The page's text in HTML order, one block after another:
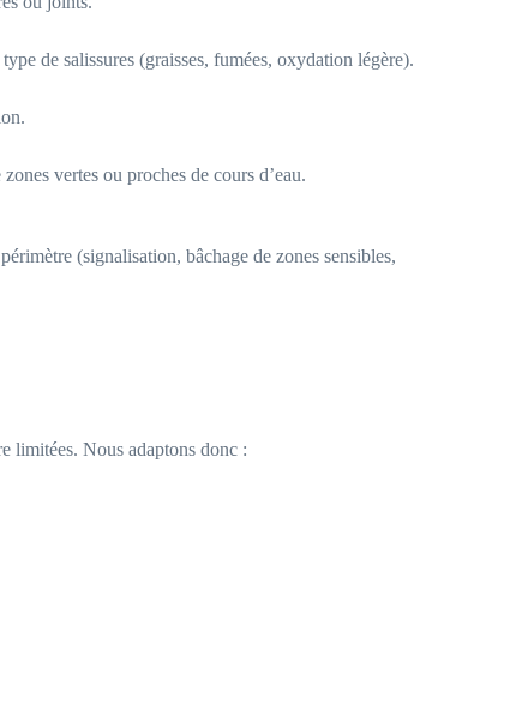
de salissures (graisses, fumées, oxydation légère).
vertes ou proches de cours d’eau.
(signalisation, bâchage de zones sensibles,
limitées. Nous adaptons donc :